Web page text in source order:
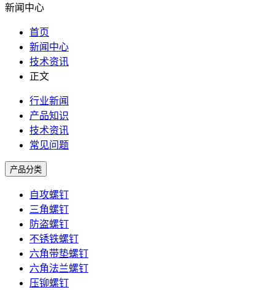
新闻中心
首页
新闻中心
技术资讯
正文
行业新闻
产品知识
技术资讯
常见问题
产品分类
自攻螺钉
三角螺钉
防盗螺钉
不锈铁螺钉
六角带垫螺钉
六角法兰螺钉
压铆螺钉